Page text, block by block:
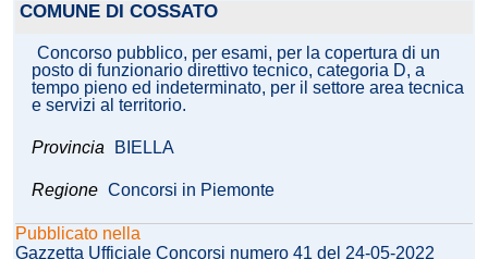
COMUNE DI COSSATO
Concorso pubblico, per esami, per la copertura di un
posto di funzionario direttivo tecnico, categoria D, a
tempo pieno ed indeterminato, per il settore area tecnica
e servizi al territorio.
Provincia BIELLA
Regione Concorsi in Piemonte
Pubblicato nella
Gazzetta Ufficiale Concorsi numero 41 del 24-05-2022